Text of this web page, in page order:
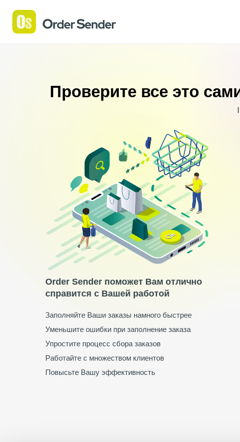
Проверите все это
Order Sender поможет Вам отлично
справится с Вашей работой
Заполняйте Ваши заказы намного быстрее
Уменьшите ошибки при заполнение заказа
Упростите процесс сбора заказов
Работайте с множеством клиентов
Повысьте Вашу эффективность